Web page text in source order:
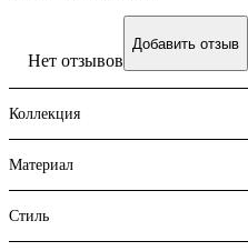
Нет отзывов
Добавить отзыв
Коллекция
Материал
Стиль